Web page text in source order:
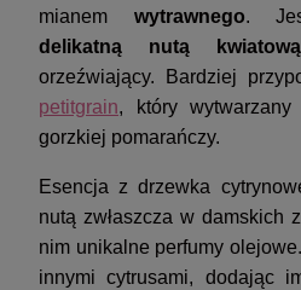
mianem wytrawnego.
delikatną nutą kwiatową
orzeźwiający. Bardziej
petitgrain, który
gorzkiej pomarańczy.
Esencja z drzewka
nutą zwłaszcza w damskich
nim unikalne perfumy
innymi cytrusami, dodając